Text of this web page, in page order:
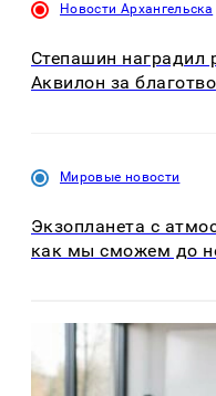
Новости Архангельска
Степашин наградил
Аквилон за
Мировые новости
Экзопланета с
как мы сможем до